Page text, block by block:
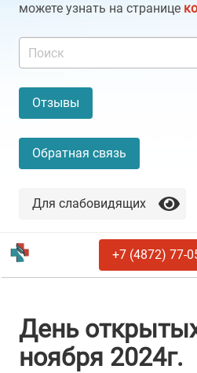
можете узнать на странице
Отзывы
Обратная связь
Для слабовидящих
+7 (4872) 77-
День
ноября 2024г.